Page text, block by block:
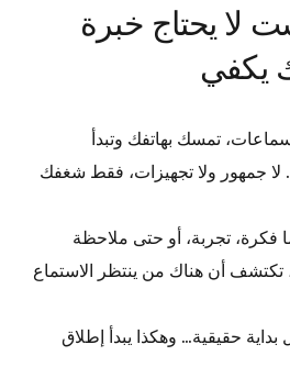
لا يحتاج خبرة
يكفي
تمسك بهاتفك وتبدأ
لا جمهور ولا تجهيزات، فقط شغفك
فكرة، تجربة، أو حتى ملاحظة
أن هناك من ينتظر الاستماع
حقيقية… وهكذا يبدأ إطلاق